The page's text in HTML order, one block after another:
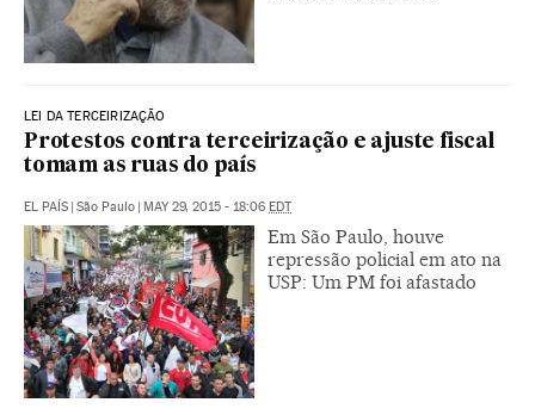
LEI DA TERCEIRIZAÇÃO
Protestos contra terceirização e ajuste fiscal
tomam as ruas do país
EL PAÍS | São Paulo | MAY 29, 2015 - 18:06 EDT
Em São Paulo, houve
repressão policial em ato na
USP: Um PM foi afastado